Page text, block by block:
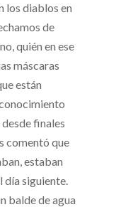
los diablos en
de
quién en ese
máscaras
están
finales
comentó que
estaban
día siguiente.
balde de agua